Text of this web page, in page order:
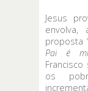
Jesus
proposta
Pai é
os